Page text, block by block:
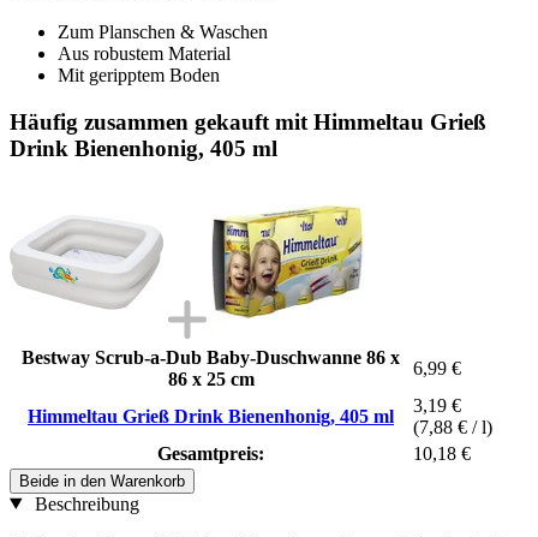
Zum Planschen & Waschen
Aus robustem Material
Mit geripptem Boden
Häufig zusammen gekauft mit Himmeltau Grieß
Drink Bienenhonig, 405 ml
Bestway Scrub-a-Dub Baby-Duschwanne 86 x
86 x 25 cm
6,99 €
Himmeltau Grieß Drink Bienenhonig, 405 ml
3,19 €
(7,88 € / l)
Gesamtpreis:
10,18 €
Beide in den Warenkorb
Beschreibung